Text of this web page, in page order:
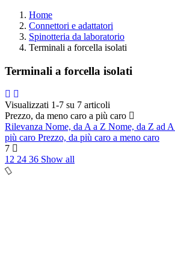
Home
Connettori e adattatori
Spinotteria da laboratorio
Terminali a forcella isolati
Terminali a forcella isolati
Visualizzati 1-7 su 7 articoli
Prezzo, da meno caro a più caro
Rilevanza Nome, da A a Z Nome, da Z ad A
più caro Prezzo, da più caro a meno caro
7
12 24 36 Show all